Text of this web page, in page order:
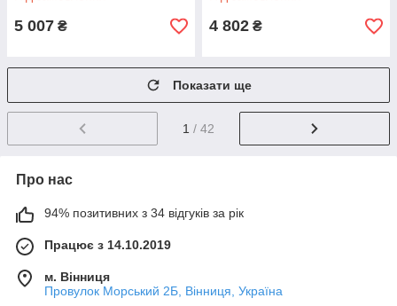
5 007 ₴ 4 802 ₴
Показати ще
1 / 42
Про нас
94% позитивних з 34 відгуків за рік
Працює з 14.10.2019
м. Вінниця
Провулок Морський 2Б, Вінниця, Україна